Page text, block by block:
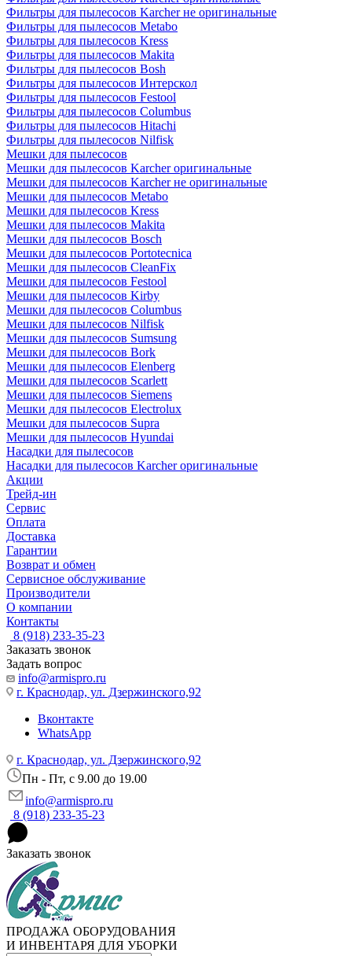
Фильтры для пылесосов Karcher не оригинальные
Фильтры для пылесосов Metabo
Фильтры для пылесосов Kress
Фильтры для пылесосов Makita
Фильтры для пылесосов Bosh
Фильтры для пылесосов Интерскол
Фильтры для пылесосов Festool
Фильтры для пылесосов Columbus
Фильтры для пылесосов Hitachi
Фильтры для пылесосов Nilfisk
Мешки для пылесосов
Мешки для пылесосов Karcher оригинальные
Мешки для пылесосов Karcher не оригинальные
Мешки для пылесосов Metabo
Мешки для пылесосов Kress
Мешки для пылесосов Makita
Мешки для пылесосов Bosch
Мешки для пылесосов Portotecnica
Мешки для пылесосов CleanFix
Мешки для пылесосов Festool
Мешки для пылесосов Kirby
Мешки для пылесосов Columbus
Мешки для пылесосов Nilfisk
Мешки для пылесосов Sumsung
Мешки для пылесосов Bork
Мешки для пылесосов Elenberg
Мешки для пылесосов Scarlett
Мешки для пылесосов Siemens
Мешки для пылесосов Electrolux
Мешки для пылесосов Supra
Мешки для пылесосов Hyundai
Насадки для пылесосов
Насадки для пылесосов Karcher оригинальные
Акции
Трейд-ин
Сервис
Оплата
Доставка
Гарантии
Возврат и обмен
Сервисное обслуживание
Производители
О компании
Контакты
8 (918) 233-35-23
Заказать звонок
Задать вопрос
info@armispro.ru
г. Краснодар, ул. Дзержинского,92
Вконтакте
WhatsApp
г. Краснодар, ул. Дзержинского,92
Пн - Пт, c 9.00 до 19.00
info@armispro.ru
8 (918) 233-35-23
Заказать звонок
ПРОДАЖА ОБОРУДОВАНИЯ
И ИНВЕНТАРЯ ДЛЯ УБОРКИ